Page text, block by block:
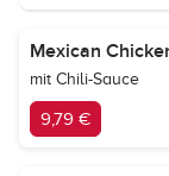
Mexican
mit Chili-Sauce
9,79 €